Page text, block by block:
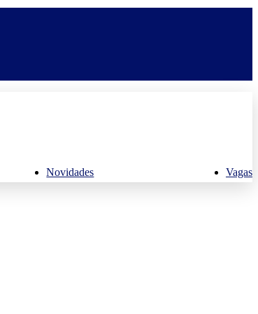
Novidades Vagas